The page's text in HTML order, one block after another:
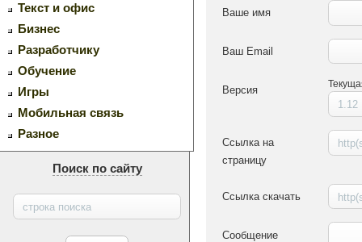
Текст и офис
Бизнес
Разработчику
Обучение
Игры
Мобильная связь
Разное
Поиск по сайту
Ваше имя
Ваш Email
Версия
Ссылка на
страницу
Ссылка скачать
Сообщение